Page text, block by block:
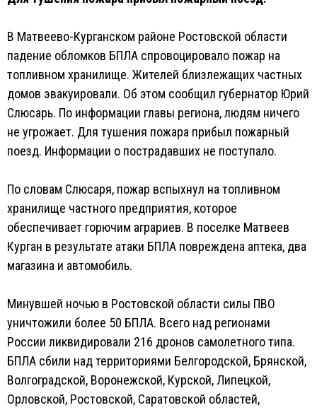
В Матвеево-Курганском районе Ростовской области
падение обломков БПЛА спровоцировало пожар на
топливном хранилище. Жителей близлежащих частных
домов эвакуировали. Об этом сообщил губернатор Юрий
Слюсарь. По информации главы региона, людям ничего
не угрожает. Для тушения пожара прибыл пожарный
поезд. Информации о пострадавших не поступало.
По словам Слюсаря, пожар вспыхнул на топливном
хранилище частного предприятия, которое
обеспечивает горючим аграриев. В поселке Матвеев
Курган в результате атаки БПЛА повреждена аптека, два
магазина и автомобиль.
Минувшей ночью в Ростовской области силы ПВО
уничтожили более 50 БПЛА. Всего над регионами
России ликвидировали 216 дронов самолетного типа.
БПЛА сбили над территориями Белгородской, Брянской,
Волгоградской, Воронежской, Курской, Липецкой,
Орловской, Ростовской, Саратовской областей,